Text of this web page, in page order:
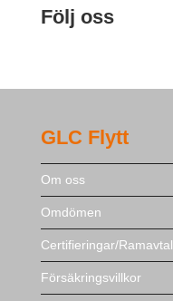
Följ oss
GLC Flytt
Om oss
Omdömen
Certifieringar/Ramavtal
Försäkringsvillkor